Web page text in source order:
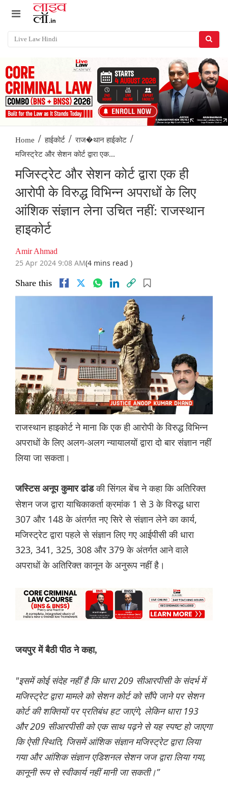
Home / हाईकोर्ट / राज�थान हाईकोट /
मजिस्ट्रेट और सेशन कोर्ट द्वारा एक...
मजिस्ट्रेट और सेशन कोर्ट द्वारा एक ही
आरोपी के विरुद्ध विभिन्न अपराधों के लिए
आंशिक संज्ञान लेना उचित नहीं: राजस्थान
हाइकोर्ट
Amir Ahmad
25 Apr 2024 9:08 AM(4 mins read )
Share this
राजस्थान हाइकोर्ट ने माना कि एक ही आरोपी के विरुद्ध विभिन्न
अपराधों के लिए अलग-अलग न्यायालयों द्वारा दो बार संज्ञान नहीं
लिया जा सकता।
जस्टिस अनूप कुमार ढांडकी सिंगल बेंच ने कहा कि अतिरिक्त
सेशन जज द्वारा याचिकाकर्ता क्रमांक 1 से 3 के विरुद्ध धारा
307 और 148 के अंतर्गत नए सिरे से संज्ञान लेने का कार्य,
मजिस्ट्रेट द्वारा पहले से संज्ञान लिए गए आईपीसी की धारा
323, 341, 325, 308 और 379 के अंतर्गत आने वाले
अपराधों के अतिरिक्त कानून के अनुरूप नहीं है।
जयपुर में बैठी पीठ ने कहा,
"इसमें कोई संदेह नहीं है कि धारा 209 सीआरपीसी के संदर्भ में
मजिस्ट्रेट द्वारा मामले को सेशन कोर्ट को सौंपे जाने पर सेशन
कोर्ट की शक्तियों पर प्रतिबंध हट जाएंगे, लेकिन धारा 193
और 209 सीआरपीसी को एक साथ पढ़ने से यह स्पष्ट हो जाएगा
कि ऐसी स्थिति, जिसमें आंशिक संज्ञान मजिस्ट्रेट द्वारा लिया
गया और आंशिक संज्ञान एडिशनल सेशन जज द्वारा लिया गया,
कानूनी रूप से स्वीकार्य नहीं मानी जा सकती।”